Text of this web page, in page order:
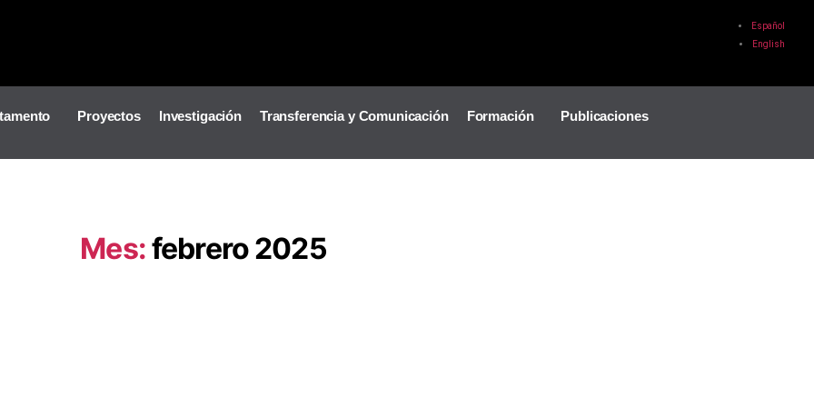
Español
English
Proyectos Investigación Transferencia y Comunicación Formación Publicaciones
Mes:febrero 2025